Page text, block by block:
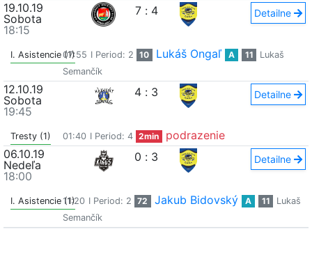
19.10.19
Sobota
18:15
7 : 4 Detailne
I. Asistencie (1)07:55 I Period: 2 10 Lukáš Ongaľ A 11
Lukaš
Semančík
12.10.19
Sobota
19:45
4 : 3 Detailne
Tresty (1) 01:40 I Period: 4 2min
podrazenie
06.10.19
Nedeľa
18:00
0 : 3 Detailne
I. Asistencie (1)
11:20 I Period: 2 72 Jakub Bidovský A 11
Lukaš
Semančík